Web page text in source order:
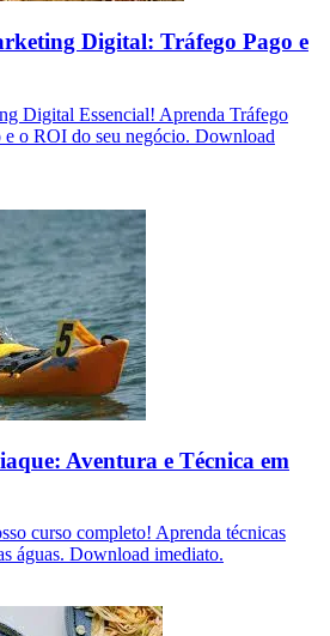
Digital: Tráfego Pago e
Digital Essencial! Aprenda Tráfego
e o ROI do seu negócio. Download
Aventura e Técnica em
curso completo! Aprenda técnicas
águas. Download imediato.